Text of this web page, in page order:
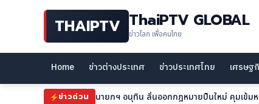
THAIPTV ThaiPTV GLOBAL
ข่าวโลก เพื่อคนไทย
Home ข่าวต่างประเทศ ข่าวประเทศไทย เศรษฐ
ข่าวด่วน นายกฯ อนุทิน ลั่นออกกฎหมายปืนใหม่ คุมเข้มห